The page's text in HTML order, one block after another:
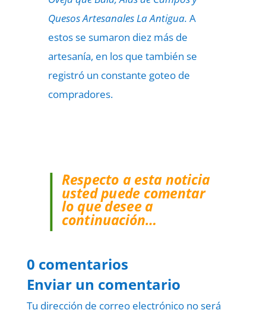
Quesos Artesanales La Antigua. A
estos se sumaron diez más de
artesanía, en los que también se
registró un constante goteo de
compradores.
Respecto a esta noticia
usted puede comentar
lo que desee a
continuación…
0 comentarios
Enviar un comentario
Tu dirección de correo electrónico no será